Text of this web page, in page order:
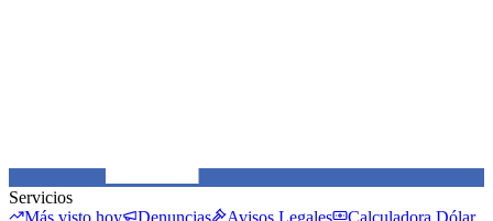
Servicios
Más visto hoy
Denuncias Avisos Legales
Calculadora Dólar